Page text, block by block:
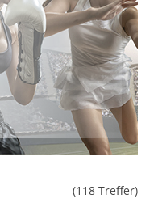
(118 Treffer)